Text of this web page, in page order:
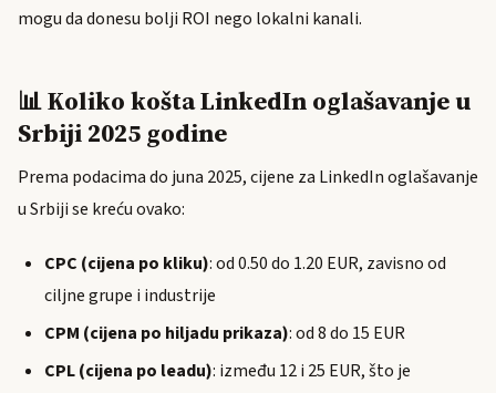
mogu da donesu bolji ROI nego lokalni kanali.
📊 Koliko košta LinkedIn oglašavanje u
Srbiji 2025 godine
Prema podacima do juna 2025, cijene za LinkedIn oglašavanje
u Srbiji se kreću ovako:
CPC (cijena po kliku): od 0.50 do 1.20 EUR, zavisno od
ciljne grupe i industrije
CPM (cijena po hiljadu prikaza): od 8 do 15 EUR
CPL (cijena po leadu): između 12 i 25 EUR, što je